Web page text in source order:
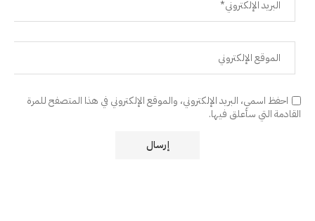
احفظ اسمي، البريد الإلكتروني، والموقع الإلكتروني في هذا المتصفح للمرة
القادمة التي سأعلق فيها.